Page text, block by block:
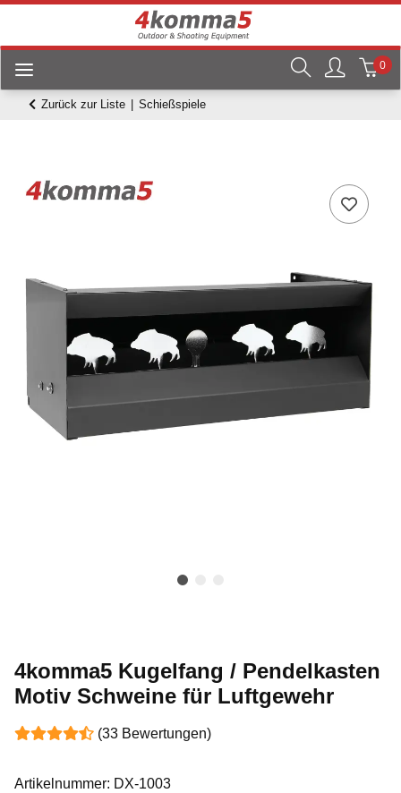
0
Zurück zur Liste Schießspiele
4komma5 Kugelfang / Pendelkasten
Motiv Schweine für Luftgewehr
(33 Bewertungen)
Artikelnummer: DX-1003